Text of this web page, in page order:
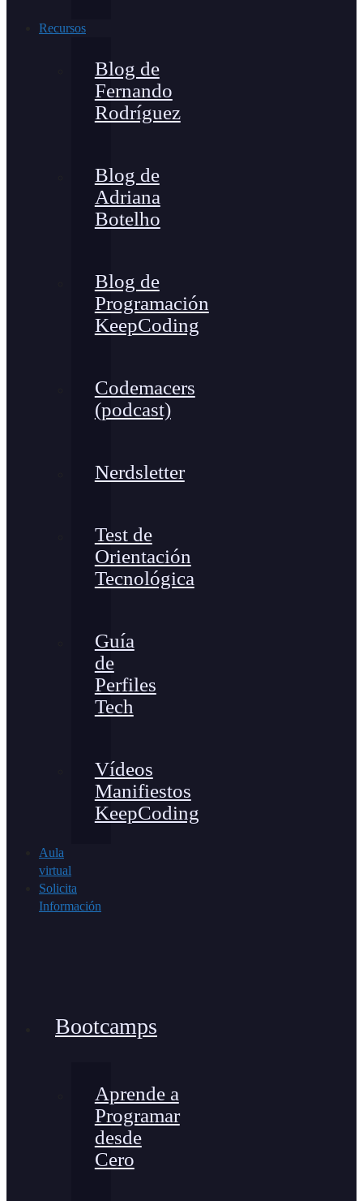
Recursos
Blog de
Fernando
Rodríguez
Blog de
Adriana
Botelho
Blog de
Programación
KeepCoding
Codemacers
(podcast)
Nerdsletter
Test de
Orientación
Tecnológica
Guía
de
Perfiles
Tech
Vídeos
Manifiestos
KeepCoding
Aula
virtual
Solicita
Información
Bootcamps
Aprende a
Programar
desde
Cero